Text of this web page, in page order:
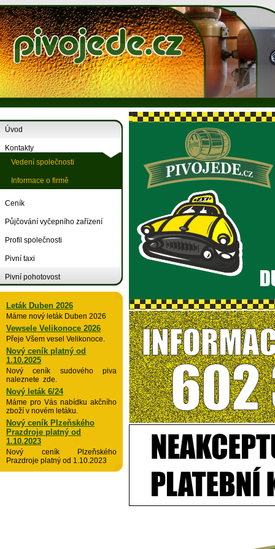
Úvod
Kontakty
Vedení společnosti
Informace o firmě
Ceník
Půjčování vyčepního zařízení
Profil společnosti
Pivní taxi
Pivní pohotovost
Leták Duben 2026
Máme nový leták Duben 2026
Vewsele Velikonoce 2026
Přeje Všem vesel Velikonoce.
Nový ceník platný od
1.10.2025
Nový ceník sudového piva
naleznete zde.
Nový leták 6/24
Máme pro Vás nabídku akčního
zboží v novém letáku.
Nový ceník Plzeňského
Prazdroje platný od
1.10.2023
Nový ceník Plzeňského
Prazdroje platný od 1.10.2023